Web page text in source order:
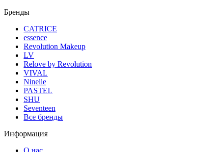
Бренды
CATRICE
essence
Revolution Makeup
LV
Relove by Revolution
VIVAL
Ninelle
PASTEL
SHU
Seventeen
Все бренды
Информация
О нас